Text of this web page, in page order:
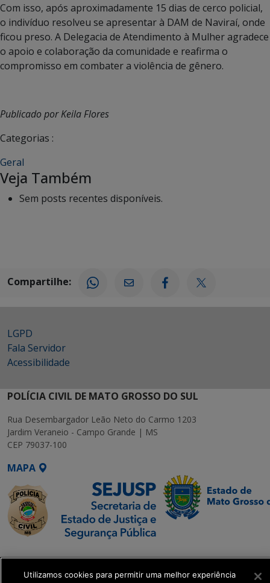
Com isso, após aproximadamente 15 dias de cerco policial,
o indivíduo resolveu se apresentar à DAM de Naviraí, onde
ficou preso. A Delegacia de Atendimento à Mulher agradece
o apoio e colaboração da comunidade e reafirma o
compromisso em combater a violência de gênero.
Publicado por Keila Flores
Categorias :
Geral
Veja Também
Sem posts recentes disponíveis.
Compartilhe:
LGPD
Fala Servidor
Acessibilidade
POLÍCIA CIVIL DE MATO GROSSO DO SUL
Rua Desembargador Leão Neto do Carmo 1203
Jardim Veraneio - Campo Grande | MS
CEP 79037-100
MAPA
SETDIG | Secretaria-
Executiva de
Utilizamos cookies para permitir uma melhor experiência